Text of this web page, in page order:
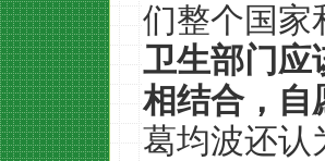
们整个国家
卫生部门应
相结合，自
葛均波还认